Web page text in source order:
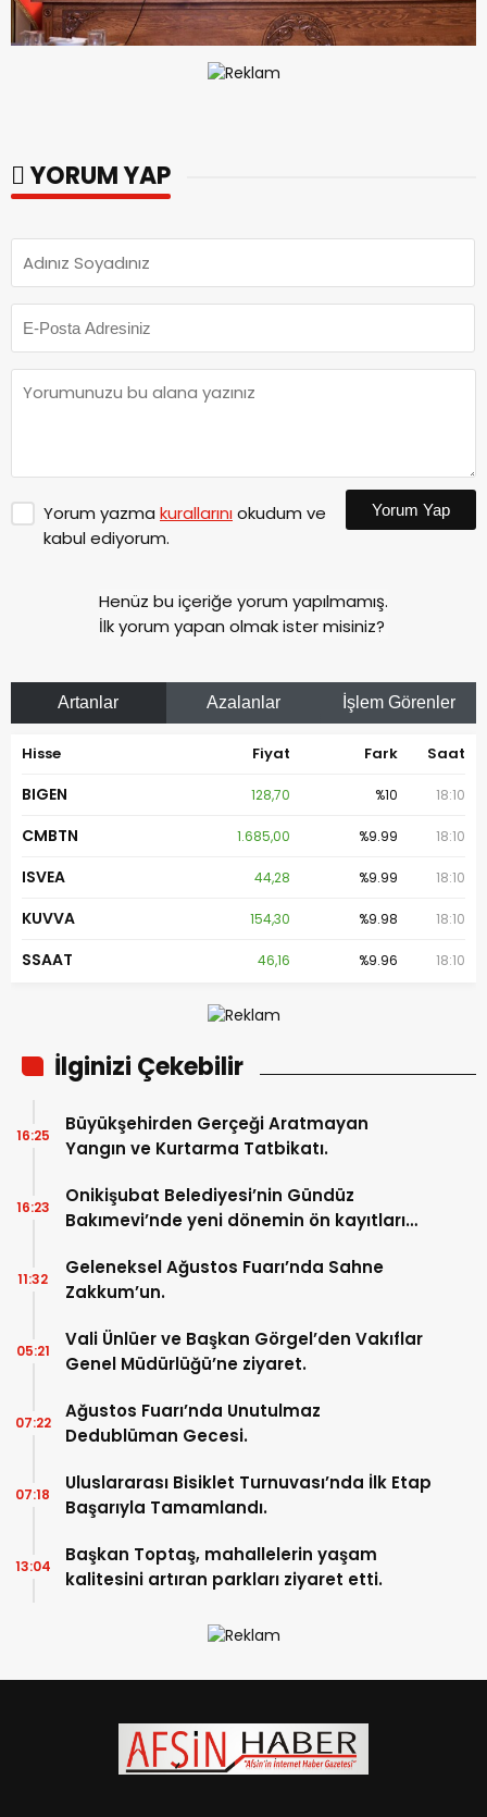
YORUM YAP
Yorum yazma kurallarınıokudum ve
kabul ediyorum.
Yorum Yap
Henüz bu içeriğe yorum yapılmamış.
İlk yorum yapan olmak ister misiniz?
Artanlar Azalanlar İşlem Görenler
Hisse Fiyat Fark Saat
BIGEN 128,70 %10 18:10
CMBTN 1.685,00 %9.99 18:10
ISVEA 44,28 %9.99 18:10
KUVVA 154,30 %9.98 18:10
SSAAT 46,16 %9.96 18:10
İlginizi Çekebilir
Büyükşehirden Gerçeği Aratmayan
Yangın ve Kurtarma Tatbikatı.
16:25
Onikişubat Belediyesi’nin Gündüz
Bakımevi’nde yeni dönemin ön kayıtları
16:23
Geleneksel Ağustos Fuarı’nda Sahne
Zakkum’un.
11:32
Vali Ünlüer ve Başkan Görgel’den Vakıflar
Genel Müdürlüğü’ne ziyaret.
05:21
Ağustos Fuarı’nda Unutulmaz
Dedublüman Gecesi.
07:22
Uluslararası Bisiklet Turnuvası’nda İlk Etap
Başarıyla Tamamlandı.
07:18
Başkan Toptaş, mahallelerin yaşam
kalitesini artıran parkları ziyaret etti.
13:04